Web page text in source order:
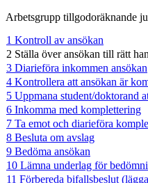
Arbetsgrupp tillgodoräknande
1 Kontroll av ansökan
2 Ställa över ansökan till rätt
3 Diarieföra inkommen ansökan
4 Kontrollera att ansökan är
5 Uppmana student/doktorand
6 Inkomma med komplettering
7 Ta emot och diarieföra
8 Besluta om avslag
9 Bedöma ansökan
10 Lämna underlag för
11 Förbereda bifallsbeslut